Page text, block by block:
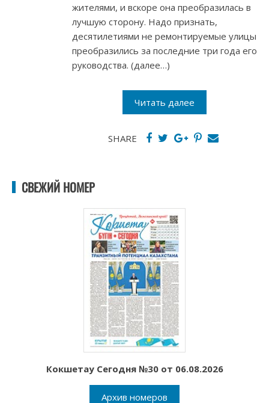
жителями, и вскоре она преобразилась в
лучшую сторону. Надо признать,
десятилетиями не ремонтируемые улицы
преобразились за последние три года его
руководства. (далее…)
Читать далее
SHARE
СВЕЖИЙ НОМЕР
Кокшетау Сегодня №30 от 06.08.2026
Архив номеров